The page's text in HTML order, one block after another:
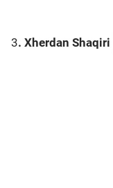
3. Xherdan Shaqiri